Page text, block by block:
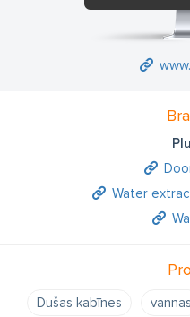
Water
Dušas kabīnes vannas